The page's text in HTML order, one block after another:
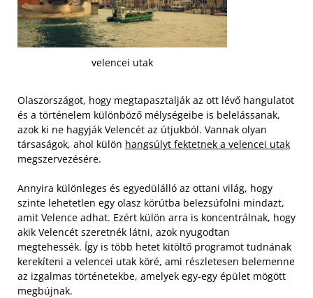
velencei utak
Olaszországot, hogy megtapasztalják az ott lévő hangulatot
és a történelem különböző mélységeibe is belelássanak,
azok ki ne hagyják Velencét az útjukból. Vannak olyan
társaságok, ahol külön hangsúlyt fektetnek a velencei utak
megszervezésére.
Annyira különleges és egyedülálló az ottani világ, hogy
szinte lehetetlen egy olasz körútba belezsúfolni mindazt,
amit Velence adhat. Ezért külön arra is koncentrálnak, hogy
akik Velencét szeretnék látni, azok nyugodtan
megtehessék. Így is több hetet kitöltő programot tudnának
kerekíteni a velencei utak köré, ami részletesen belemenne
az izgalmas történetekbe, amelyek egy-egy épület mögött
megbújnak.